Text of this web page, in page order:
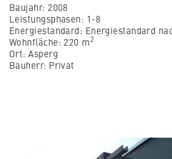
Baujahr: 2008
Leistungsphasen: 1-8
Energiestandard: Energiestandard
Wohnfläche: 220 m2
Ort: Asperg
Bauherr: Privat